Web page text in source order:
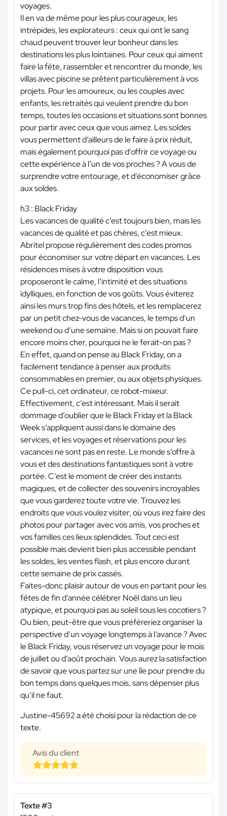
voyages.
Il en va de même pour les plus courageux, les
intrépides, les explorateurs : ceux qui ont le sang
chaud peuvent trouver leur bonheur dans les
destinations les plus lointaines. Pour ceux qui aiment
faire la fête, rassembler et rencontrer du monde, les
villas avec piscine se prêtent particulièrement à vos
projets. Pour les amoureux, ou les couples avec
enfants, les retraités qui veulent prendre du bon
temps, toutes les occasions et situations sont bonnes
pour partir avec ceux que vous aimez. Les soldes
vous permettent d’ailleurs de le faire à prix réduit,
mais également pourquoi pas d’offrir ce voyage ou
cette expérience à l’un de vos proches ? A vous de
surprendre votre entourage, et d’économiser grâce
aux soldes.
h3 : Black Friday
Les vacances de qualité c’est toujours bien, mais les
vacances de qualité et pas chères, c’est mieux.
Abritel propose régulièrement des codes promos
pour économiser sur votre départ en vacances. Les
résidences mises à votre disposition vous
proposeront le calme, l’intimité et des situations
idylliques, en fonction de vos goûts. Vous éviterez
ainsi les murs trop fins des hôtels, et les remplacerez
par un petit chez-vous de vacances, le temps d’un
weekend ou d’une semaine. Mais si on pouvait faire
encore moins cher, pourquoi ne le ferait-on pas ?
En effet, quand on pense au Black Friday, on a
facilement tendance à penser aux produits
consommables en premier, ou aux objets physiques.
Ce pull-ci, cet ordinateur, ce robot-mixeur.
Effectivement, c’est intéressant. Mais il serait
dommage d’oublier que le Black Friday et la Black
Week s’appliquent aussi dans le domaine des
services, et les voyages et réservations pour les
vacances ne sont pas en reste. Le monde s’offre à
vous et des destinations fantastiques sont à votre
portée. C’est le moment de créer des instants
magiques, et de collecter des souvenirs incroyables
que vous garderez toute votre vie. Trouvez les
endroits que vous voulez visiter, où vous irez faire des
photos pour partager avec vos amis, vos proches et
vos familles ces lieux splendides. Tout ceci est
possible mais devient bien plus accessible pendant
les soldes, les ventes flash, et plus encore durant
cette semaine de prix cassés.
Faites-donc plaisir autour de vous en partant pour les
fêtes de fin d’année célébrer Noël dans un lieu
atypique, et pourquoi pas au soleil sous les cocotiers ?
Ou bien, peut-être que vous préféreriez organiser la
perspective d’un voyage longtemps à l’avance ? Avec
le Black Friday, vous réservez un voyage pour le mois
de juillet ou d’août prochain. Vous aurez la satisfaction
de savoir que vous partez sur une île pour prendre du
bon temps dans quelques mois, sans dépenser plus
qu’il ne faut.
Justine-45692 a été choisi pour la rédaction de ce
texte.
Avis du client
Texte #3